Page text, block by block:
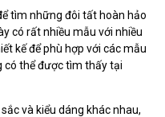
tìm những đôi tất hoàn hảo
có rất nhiều mẫu với nhiều
kế để phù hợp với các mẫu
có thể được tìm thấy tại
và kiểu dáng khác nhau,